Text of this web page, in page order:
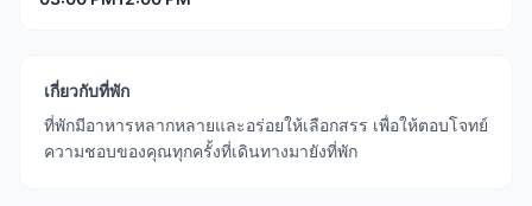
เกี่ยวกับที่พัก
ที่พักมีอาหารหลากหลายและอร่อยให้เลือกสรร เพื่อให้ตอบโจทย์
ความชอบของคุณทุกครั้งที่เดินทางมายังที่พัก